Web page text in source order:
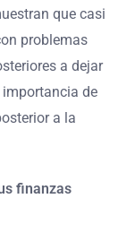
que casi
problemas
a dejar
de
a la
finanzas